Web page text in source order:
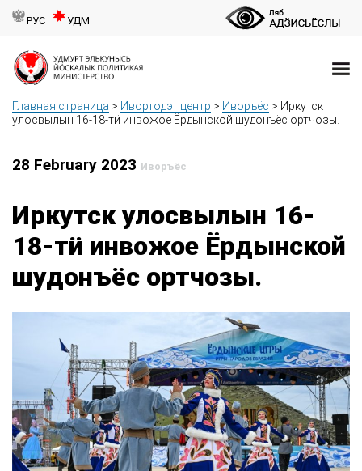
РУС УДМ
Главная страница > Ивортодэт центр > Иворъёс > Иркутск
улосвылын 16-18-тӥ инвожое Ёрдынской шудонъёс ортчозы.
28 February 2023 Иворъёс
Иркутск улосвылын 16-
18-тӥ инвожое Ёрдынской
шудонъёс ортчозы.